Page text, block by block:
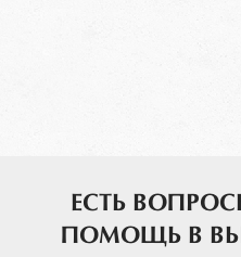
ЕСТЬ
ПОМОЩЬ В